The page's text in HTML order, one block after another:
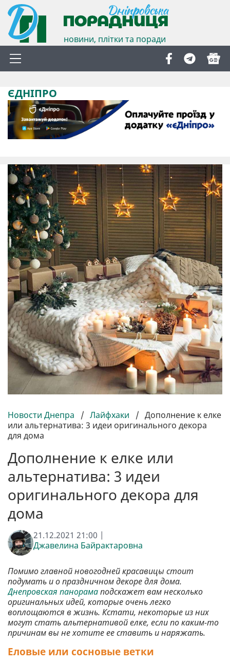
новини, плітки та поради
ЄДНІПРО
Новости Днепра / Лайфхаки / Дополнение к елке
или альтернатива: 3 идеи оригинального декора
для дома
Дополнение к елке или
альтернатива: 3 идеи
оригинального декора для
дома
21.12.2021 21:00 |
Джавелина Байрактаровна
Помимо главной новогодней красавицы стоит
подумать и о праздничном декоре для дома.
Днепровская панорамаподскажет вам несколько
оригинальных идей, которые очень легко
воплощаются в жизнь. Кстати, некоторые из них
могут стать альтернативой елке, если по каким-то
причинам вы не хотите ее ставить и наряжать.
Еловые или сосновые ветки